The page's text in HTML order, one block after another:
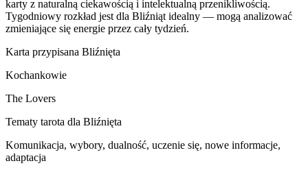
karty z naturalną ciekawością i intelektualną przenikliwością.
Tygodniowy rozkład jest dla Bliźniąt idealny — mogą analizować
zmieniające się energie przez cały tydzień.
Karta przypisana Bliźnięta
Kochankowie
The Lovers
Tematy tarota dla Bliźnięta
Komunikacja, wybory, dualność, uczenie się, nowe informacje,
adaptacja